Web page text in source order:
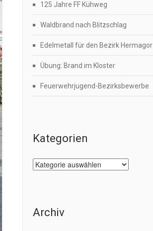
125 Jahre FF Kühweg
Waldbrand nach Blitzschlag
Edelmetall für den Bezirk Hermagor
Übung: Brand im Kloster
Feuerwehrjugend-Bezirksbewerbe
Kategorien
Kategorien
Archiv